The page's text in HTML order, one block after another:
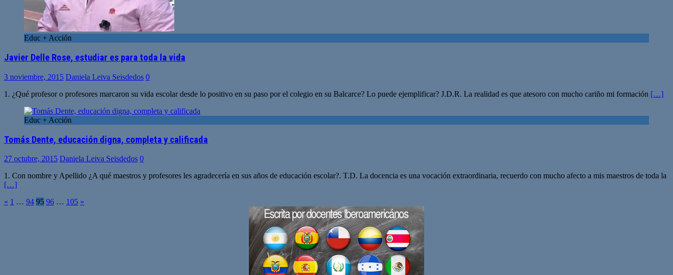
Educ + Acción
Javier Delle Rose, estudiar es para toda la vida
3 noviembre, 2015 Daniela Leiva Seisdedos 0
1. ¿Qué profesor o profesores marcaron su vida escolar desde lo positivo en su paso por el colegio en su Balcarce? Lo puede ejemplificar? J.D.R. La realidad es que atesoro con mucho cariño mi formación […]
Educ + Acción
Tomás Dente, educación digna, completa y calificada
27 octubre, 2015 Daniela Leiva Seisdedos 0
1. Con nombre y Apellido ¿A qué maestros y profesores les agradecería en sus años de educación escolar?. T.D. La docencia es una vocación extraordinaria, recuerdo con mucho afecto a mis maestros de toda la
[…]
Paginación
« 1 … 94 95 96 … 105 »